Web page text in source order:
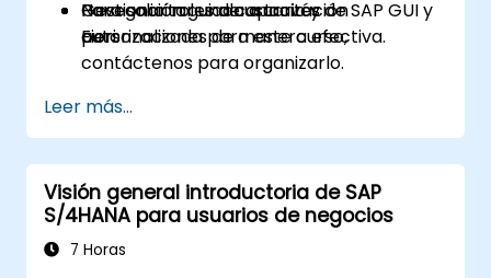
Gestionar roles de usuario y
autorizaciones de manera efectiva.
Navegación guiada a través de SAP GUI y
Fiori.
Para solicitar una capacitación
personalizada para este curso,
contáctenos para organizarlo.
Leer más...
Visión general introductoria de SAP
S/4HANA para usuarios de negocios
7 Horas